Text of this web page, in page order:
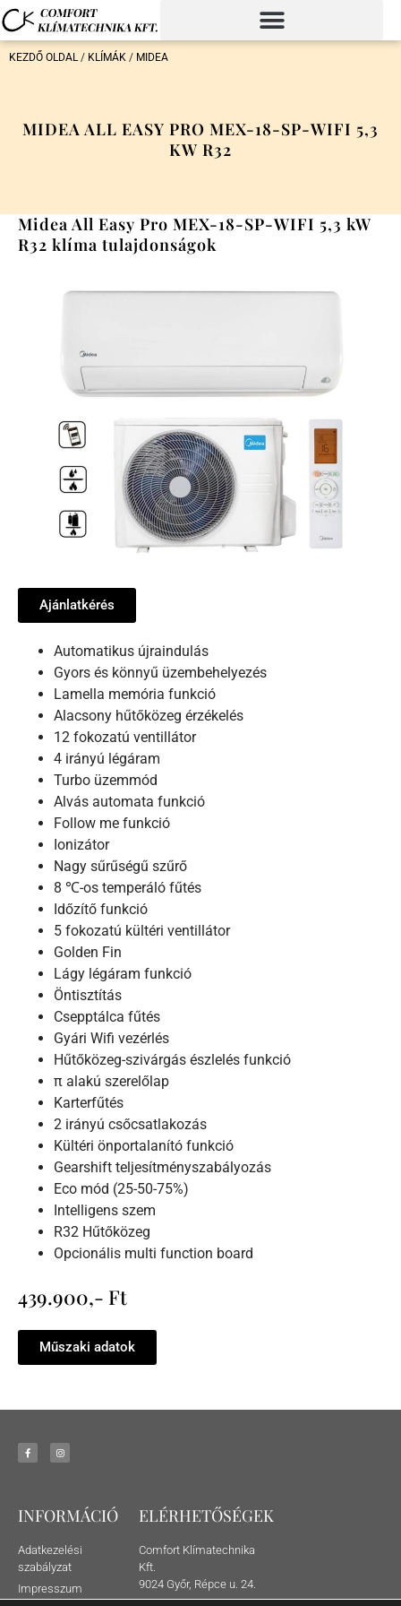
KEZDŐ OLDAL/ KLÍMÁK / MIDEA
MIDEA ALL EASY PRO MEX-18-SP-WIFI 5,3
KW R32
Midea All Easy Pro MEX-18-SP-WIFI 5,3 kW
R32 klíma tulajdonságok
Ajánlatkérés
Automatikus újraindulás
Gyors és könnyű üzembehelyezés
Lamella memória funkció
Alacsony hűtőközeg érzékelés
12 fokozatú ventillátor
4 irányú légáram
Turbo üzemmód
Alvás automata funkció
Follow me funkció
Ionizátor
Nagy sűrűségű szűrő
8 ℃-os temperáló fűtés
Időzítő funkció
5 fokozatú kültéri ventillátor
Golden Fin
Lágy légáram funkció
Öntisztítás
Csepptálca fűtés
Gyári Wifi vezérlés
Hűtőközeg-szivárgás észlelés funkció
π alakú szerelőlap
Karterfűtés
2 irányú csőcsatlakozás
Kültéri önportalanító funkció
Gearshift teljesítményszabályozás
Eco mód (25-50-75%)
Intelligens szem
R32 Hűtőközeg
Opcionális multi function board
439.900,- Ft
Műszaki adatok
INFORMÁCIÓ
Adatkezelési
szabályzat
Impresszum
ELÉRHETŐSÉGEK
Comfort Klímatechnika
Kft.
9024 Győr, Répce u. 24.